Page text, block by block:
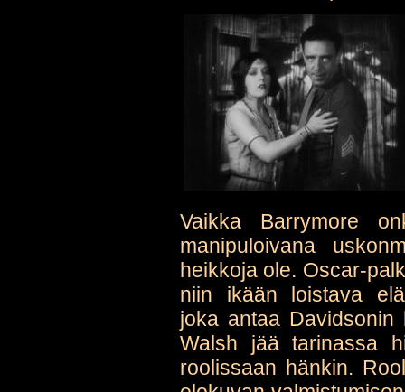
Vaikka Barrymore
manipuloivana
heikkoja ole. Oscar-
niin ikään loistava
joka antaa Davidsonin
Walsh jää tarinassa
roolissaan hänkin.